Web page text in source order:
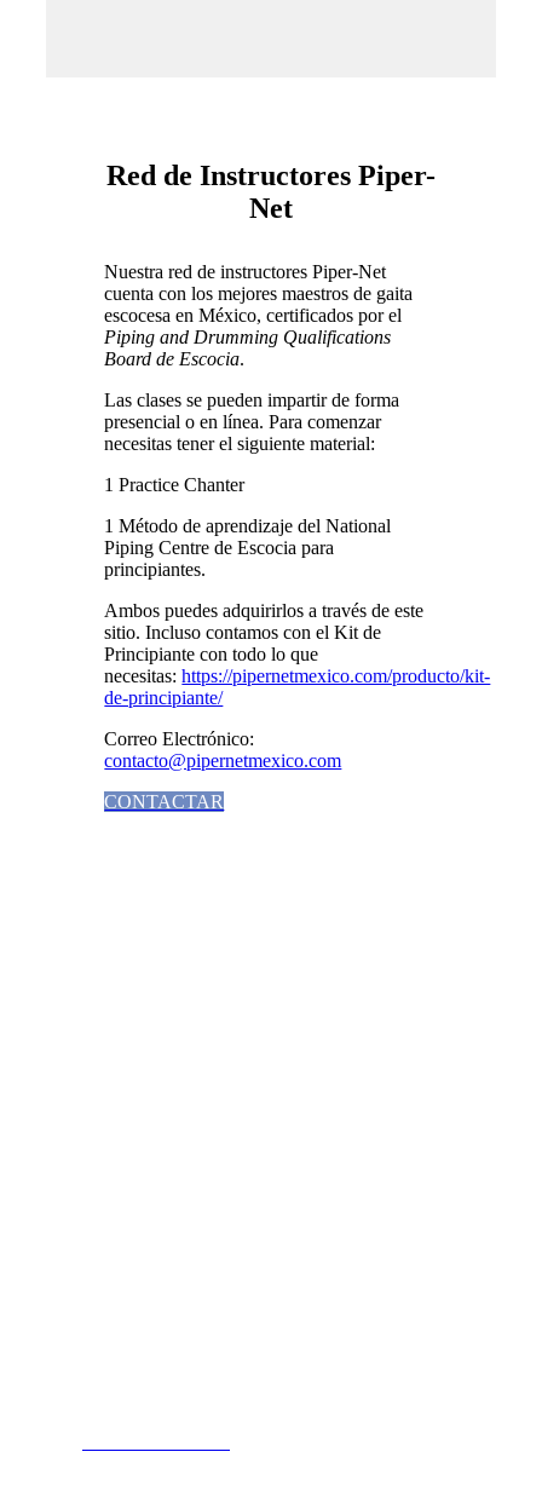
Red de Instructores Piper-
Net
Nuestra red de instructores Piper-Net
cuenta con los mejores maestros de gaita
escocesa en México, certificados por el
Piping and Drumming Qualifications
Board de Escocia.
Las clases se pueden impartir de forma
presencial o en línea. Para comenzar
necesitas tener el siguiente material:
1 Practice Chanter
1 Método de aprendizaje del National
Piping Centre de Escocia para
principiantes.
Ambos puedes adquirirlos a través de este
sitio. Incluso contamos con el Kit de
Principiante con todo lo que
necesitas:https://pipernetmexico.com/producto/kit-
de-principiante/
Correo Electrónico:
contacto@pipernetmexico.com
CONTACTAR